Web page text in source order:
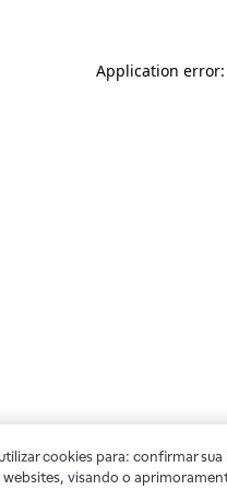
Application
cookies para: confirmar
visando o